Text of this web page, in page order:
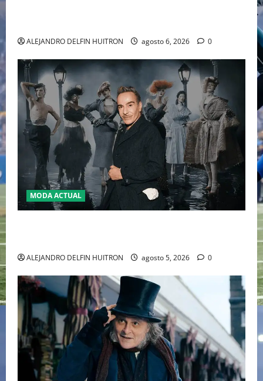
ALEJANDRO DELFIN HUITRON agosto 6, 2026 0
MODA ACTUAL
ALEJANDRO DELFIN HUITRON agosto 5, 2026 0